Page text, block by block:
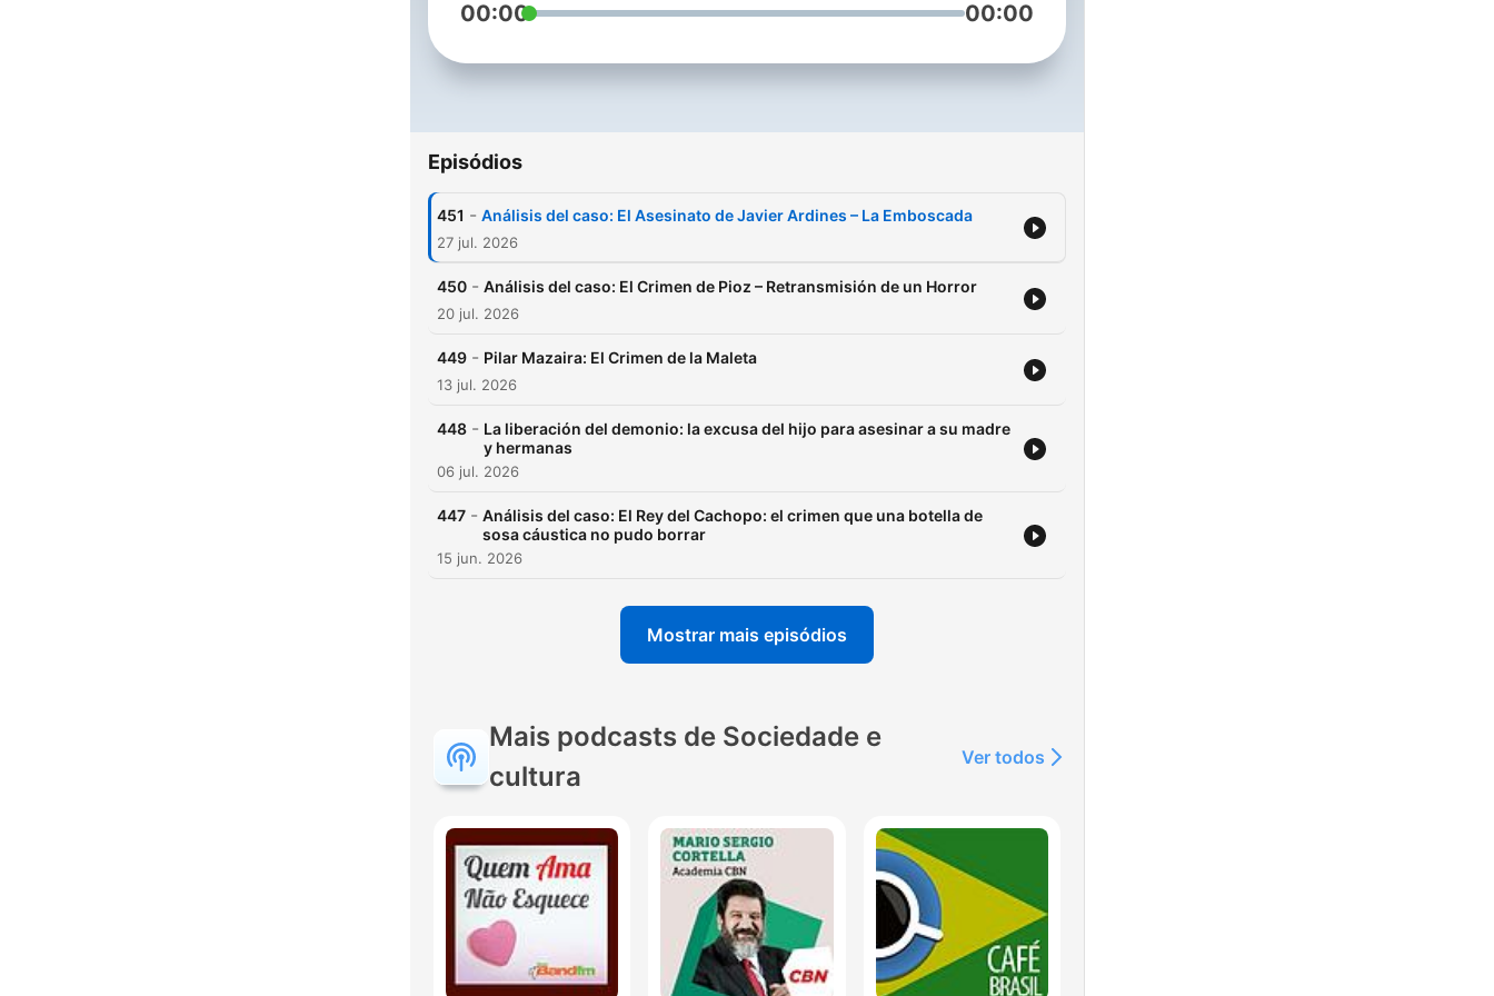
INTELECTUAL Todos los
marcas y códigos fuente son
Barcelona SL y están
Industrial. El usuario
únicamente tiene derecho a un
uso privado de los mismos, sin
modificarlos, reproducirlos,
ejercer cualquier derecho
00:00 00:00
Episódios
451 - Análisis del caso: El Asesinato de Javier Ardines – La Emboscada
27 jul. 2026
450 - Análisis del caso: El Crimen de Pioz – Retransmisión de un Horror
20 jul. 2026
449 - Pilar Mazaira: El Crimen de la Maleta
13 jul. 2026
448 - La liberación del demonio: la excusa del hijo para asesinar a su madre
y hermanas
06 jul. 2026
447 - Análisis del caso: El Rey del Cachopo: el crimen que una botella de
sosa cáustica no pudo borrar
15 jun. 2026
Mostrar mais episódios
Mais podcasts de Sociedade e
cultura
Ver todos